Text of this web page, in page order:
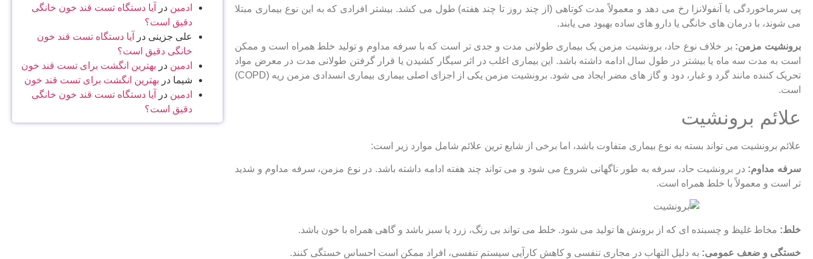
پی سرماخوردگی یا آنفولانزا رخ می ‌دهد و معمولاً مدت کوتاهی (از چند روز تا چند هفته) طول می ‌کشد. بیشتر افرادی که به این نوع بیماری مبتلا
می ‌شوند، با درمان ‌های خانگی یا دارو های ساده بهبود می ‌یابند.
برونشیت مزمن: بر خلاف نوع حاد، برونشیت مزمن یک بیماری طولانی ‌مدت و جدی ‌تر است که با سرفه مداوم و تولید خلط همراه است و ممکن
است به مدت سه ماه یا بیشتر در طول سال ادامه داشته باشد. این بیماری اغلب در اثر سیگار کشیدن یا قرار گرفتن طولانی ‌مدت در معرض مواد
تحریک‌ کننده مانند گرد و غبار، دود و گاز های مضر ایجاد می ‌شود. برونشیت مزمن یکی از اجزای اصلی بیماری بیماری انسدادی مزمن ریه (COPD)
است.
علائم برونشیت
علائم برونشیت می ‌تواند بسته به نوع بیماری متفاوت باشد، اما برخی از شایع ‌ترین علائم شامل موارد زیر است:
سرفه مداوم: در برونشیت حاد، سرفه به طور ناگهانی شروع می‌ شود و می ‌تواند چند هفته ادامه داشته باشد. در نوع مزمن، سرفه مداوم و شدید
تر است و معمولاً با خلط همراه است.
خلط: مخاط غلیظ و چسبنده ‌ای که از برونش ‌ها تولید می ‌شود. خلط می ‌تواند بی ‌رنگ، زرد یا سبز باشد و گاهی همراه با خون باشد.
خستگی و ضعف عمومی: به دلیل التهاب در مجاری تنفسی و کاهش کارآیی سیستم تنفسی، افراد ممکن است احساس خستگی کنند.
ادمین در
آیا دستگاه تست قند خون خانگی
دقیق است؟
علی جزینی در
آیا دستگاه تست قند خون
خانگی دقیق است؟
ادمین در بهترین انگشت برای تست قند خون
شیما در بهترین انگشت برای تست قند خون
ادمین در
آیا دستگاه تست قند خون خانگی
دقیق است؟